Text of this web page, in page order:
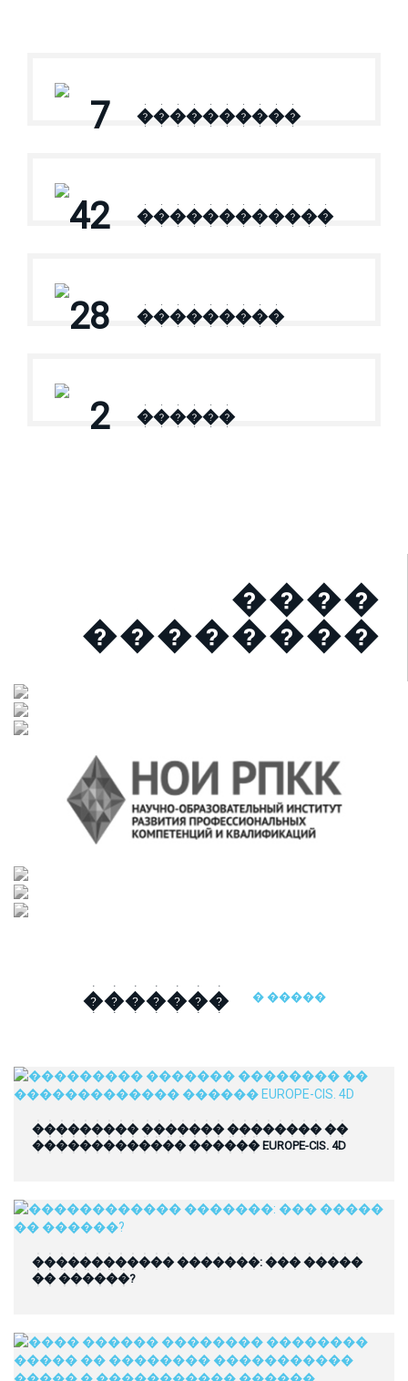
7 ����������
42 ������������
28 ���������
2 ������
����
��������
������� � �����
��������� ������� �������� ��
������������� ������ EUROPE-CIS. 4D
������������ �������: ��� �����
�� ������?